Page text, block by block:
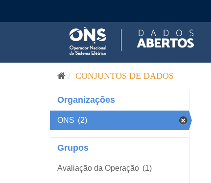
CONJUNTOS DE DADOS
Organizações
ONS (2)
Grupos
Avaliação da Operação (1)